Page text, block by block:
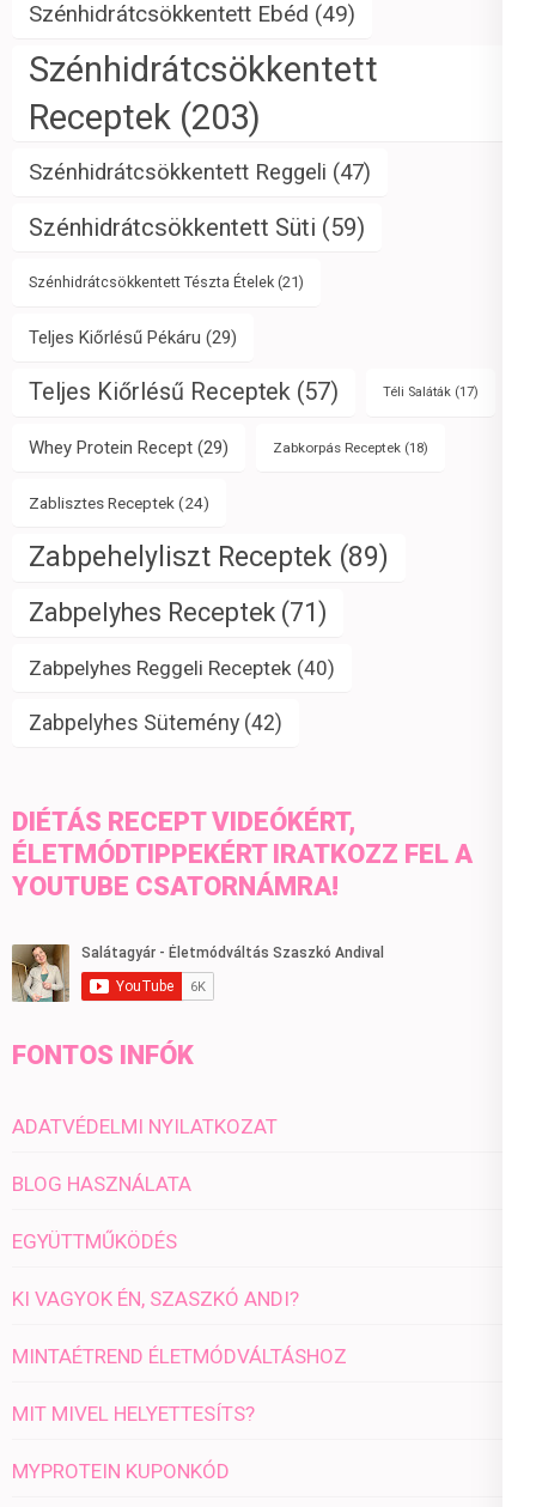
Szénhidrátcsökkentett Ebéd (49)
Szénhidrátcsökkentett
Receptek (203)
Szénhidrátcsökkentett Reggeli (47)
Szénhidrátcsökkentett Süti (59)
Szénhidrátcsökkentett Tészta Ételek (21)
Teljes Kiőrlésű Pékáru (29)
Teljes Kiőrlésű Receptek (57) Téli Saláták (17)
Whey Protein Recept (29) Zabkorpás Receptek (18)
Zablisztes Receptek(24)
Zabpehelyliszt Receptek (89)
Zabpelyhes Receptek (71)
Zabpelyhes Reggeli Receptek (40)
Zabpelyhes Sütemény (42)
DIÉTÁS RECEPT VIDEÓKÉRT,
ÉLETMÓDTIPPEKÉRT IRATKOZZ FEL A
YOUTUBE CSATORNÁMRA!
FONTOS INFÓK
ADATVÉDELMI NYILATKOZAT
BLOG HASZNÁLATA
EGYÜTTMŰKÖDÉS
KI VAGYOK ÉN, SZASZKÓ ANDI?
MINTAÉTREND ÉLETMÓDVÁLTÁSHOZ
MIT MIVEL HELYETTESÍTS?
MYPROTEIN KUPONKÓD